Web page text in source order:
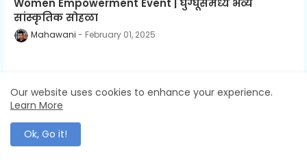
Women Empowerment Event | घुग्घूसमध्ये भव्य
सांस्कृतिक सोहळा
Mahawani February 01, 2025
Our website uses cookies to enhance your experience.
Learn More
Ok, Go it!